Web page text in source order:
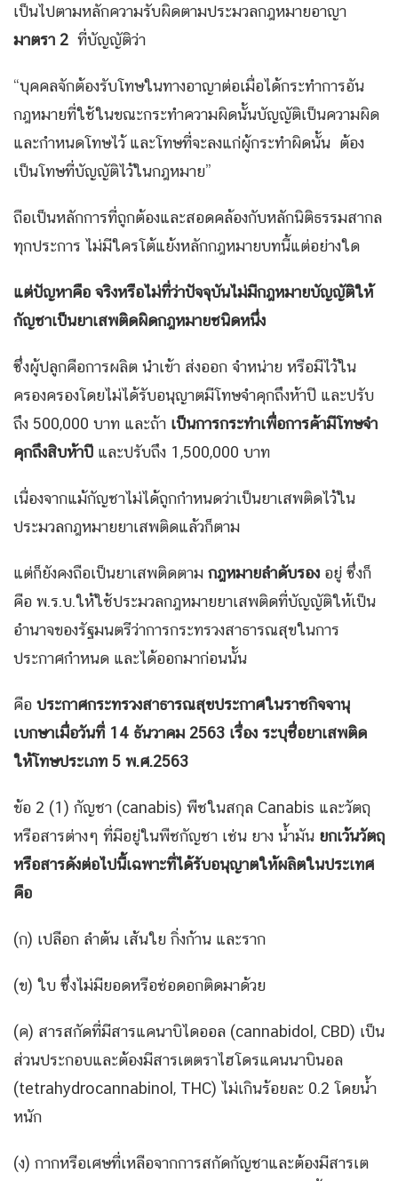
เป็นไปตามหลักความรับผิดตามประมวลกฎหมายอาญา
มาตรา 2 ที่บัญญัติว่า
“บุคคลจักต้องรับโทษในทางอาญาต่อเมื่อได้กระทำการอัน
กฎหมายที่ใช้ในขณะกระทำความผิดนั้นบัญญัติเป็นความผิด
และกำหนดโทษไว้ และโทษที่จะลงแก่ผู้กระทำผิดนั้น ต้อง
เป็นโทษที่บัญญัติไว้ในกฎหมาย”
ถือเป็นหลักการที่ถูกต้องและสอดคล้องกับหลักนิติธรรมสากล
ทุกประการ ไม่มีใครโต้แย้งหลักกฎหมายบทนี้แต่อย่างใด
แต่ปัญหาคือ จริงหรือไม่ที่ว่าปัจจุบันไม่มีกฎหมายบัญญัติให้
กัญชาเป็นยาเสพติดผิดกฎหมายชนิดหนึ่ง
ซึ่งผู้ปลูกคือการผลิต นำเข้า ส่งออก จำหน่าย หรือมีไว้ใน
ครองครองโดยไม่ได้รับอนุญาตมีโทษจำคุกถึงห้าปี และปรับ
ถึง 500,000 บาท และถ้า เป็นการกระทำเพื่อการค้ามีโทษจำ
คุกถึงสิบห้าปี และปรับถึง 1,500,000 บาท
เนื่องจากแม้กัญชาไม่ได้ถูกกำหนดว่าเป็นยาเสพติดไว้ใน
ประมวลกฎหมายยาเสพติดแล้วก็ตาม
แต่ก็ยังคงถือเป็นยาเสพติดตาม กฎหมายลำดับรอง อยู่ ซึ่งก็
คือ พ.ร.บ.ให้ใช้ประมวลกฎหมายยาเสพติดที่บัญญัติให้เป็น
อำนาจของรัฐมนตรีว่าการกระทรวงสาธารณสุขในการ
ประกาศกำหนด และได้ออกมาก่อนนั้น
คือ ประกาศกระทรวงสาธารณสุขประกาศในราชกิจจานุ
เบกษาเมื่อวันที่ 14 ธันวาคม 2563 เรื่อง ระบุชื่อยาเสพติด
ให้โทษประเภท 5 พ.ศ.2563
ข้อ 2 (1) กัญชา (canabis) พืชในสกุล Canabis และวัตถุ
หรือสารต่างๆ ที่มีอยู่ในพืชกัญชา เช่น ยาง น้ำมัน ยกเว้นวัตถุ
หรือสารดังต่อไปนี้เฉพาะที่ได้รับอนุญาตให้ผลิตในประเทศ
คือ
(ก) เปลือก ลำต้น เส้นใย กิ่งก้าน และราก
(ข) ใบ ซึ่งไม่มียอดหรือช่อดอกติดมาด้วย
(ค) สารสกัดที่มีสารแคนาบิไดออล (cannabidol, CBD) เป็น
ส่วนประกอบและต้องมีสารเตตราไฮโดรแคนนาบินอล
(tetrahydrocannabinol, THC) ไม่เกินร้อยละ 0.2 โดยน้ำ
หนัก
(ง) กากหรือเศษที่เหลือจากการสกัดกัญชาและต้องมีสารเต